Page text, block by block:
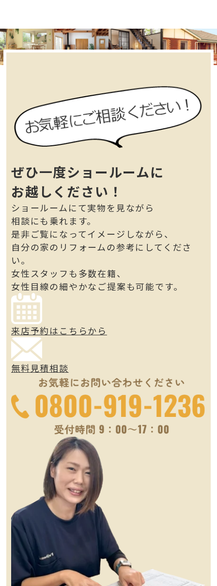
ぜひ一度ショールームに
お越しください！
ショールームにて実物を見ながら
相談にも乗れます。
是非ご覧になってイメージしながら、
自分の家のリフォームの参考にしてくださ
い。
女性スタッフも多数在籍、
女性目線の細やかなご提案も可能です。
来店予約はこちらから
無料見積相談